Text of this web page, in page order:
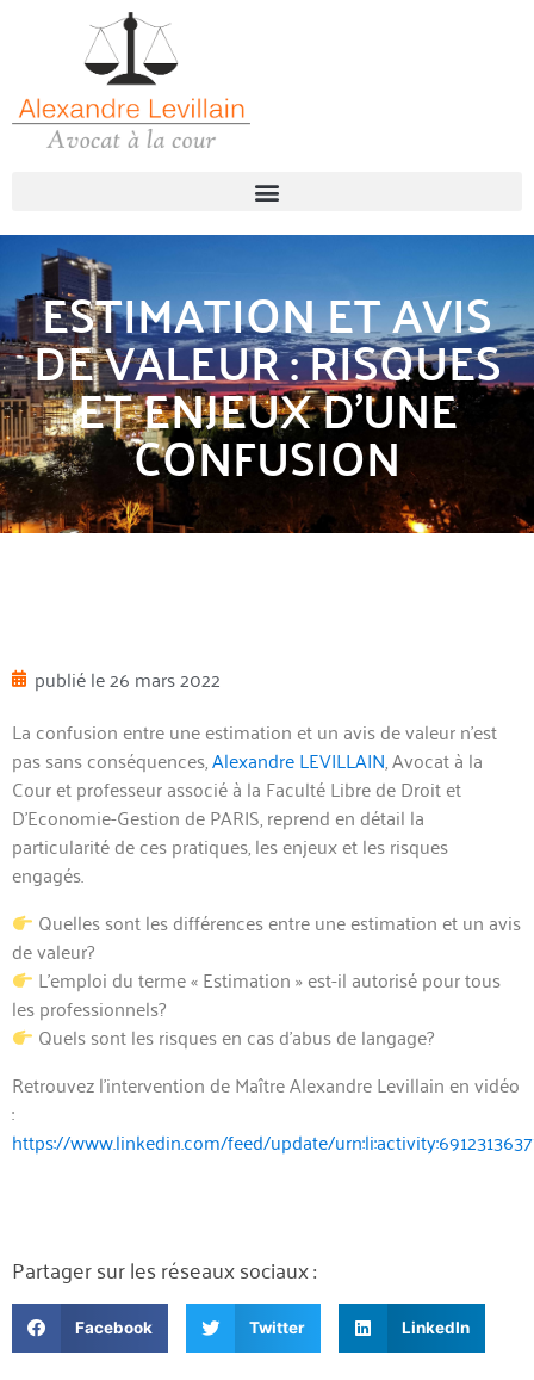
ESTIMATION ET AVIS
DE VALEUR : RISQUES
ET ENJEUX D’UNE
CONFUSION
publié le26 mars 2022
La confusion entre une estimation et un avis de valeur n’est
pas sans conséquences,Alexandre LEVILLAIN, Avocat à la
Cour et professeur associé à la Faculté Libre de Droit et
D’Economie-Gestion de PARIS, reprend en détail la
particularité de ces pratiques, les enjeux et les risques
engagés.
Quelles sont les différences entre une estimation et un avis
de valeur?
L’emploi du terme « Estimation » est-il autorisé pour tous
les professionnels?
Quels sont les risques en cas d’abus de langage?
Retrouvez l’intervention de Maître Alexandre Levillain en vidéo
:
https://www.linkedin.com/feed/update/
Partager sur les réseaux sociaux :
Facebook Twitter LinkedIn